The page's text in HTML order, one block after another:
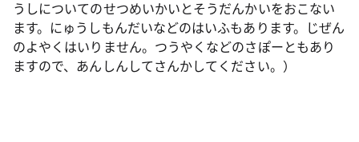
うしについてのせつめいかいとそうだんかいをおこない
ます。にゅうしもんだいなどのはいふもあります。じぜん
のよやくはいりません。つうやくなどのさぽーともあり
ますので、あんしんしてさんかしてください。）